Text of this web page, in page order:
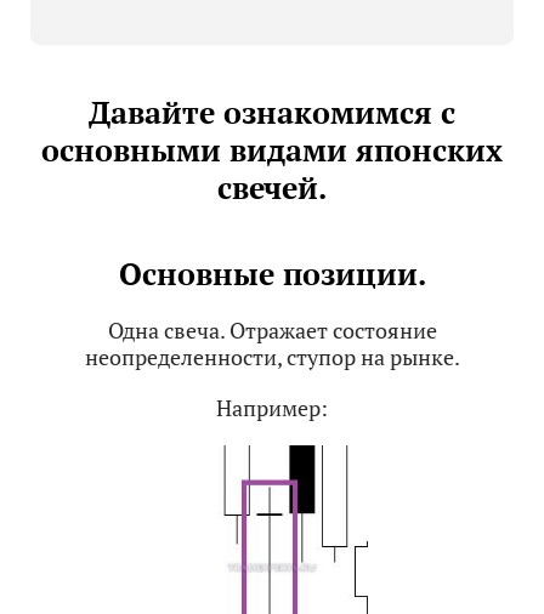
Давайте ознакомимся с
основными видами японских
свечей.
Основные позиции.
Одна свеча. Отражает состояние
неопределенности, ступор на рынке.
Например: